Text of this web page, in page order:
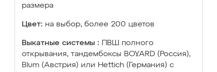
размера
Цвет: на выбор, более 200 цветов
Выкатные системы :
ПВШ полного
открывания, тандембоксы BOYARD (Россия),
Blum (Австрия) или Hettich (Германия) с